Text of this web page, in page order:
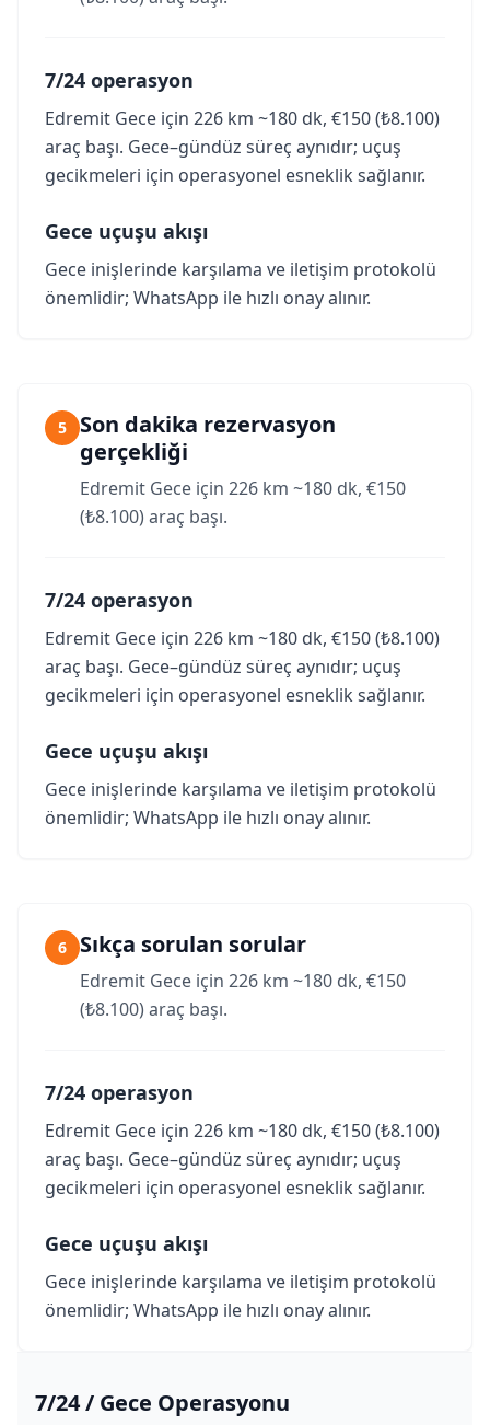
7/24 operasyon
Edremit Gece için 226 km ~180 dk, €150 (₺8.100)
araç başı. Gece–gündüz süreç aynıdır; uçuş
gecikmeleri için operasyonel esneklik sağlanır.
Gece uçuşu akışı
Gece inişlerinde karşılama ve iletişim protokolü
önemlidir; WhatsApp ile hızlı onay alınır.
5
Son dakika rezervasyon
gerçekliği
Edremit Gece için 226 km ~180 dk, €150
(₺8.100) araç başı.
7/24 operasyon
Edremit Gece için 226 km ~180 dk, €150 (₺8.100)
araç başı. Gece–gündüz süreç aynıdır; uçuş
gecikmeleri için operasyonel esneklik sağlanır.
Gece uçuşu akışı
Gece inişlerinde karşılama ve iletişim protokolü
önemlidir; WhatsApp ile hızlı onay alınır.
6 Sıkça sorulan sorular
Edremit Gece için 226 km ~180 dk, €150
(₺8.100) araç başı.
7/24 operasyon
Edremit Gece için 226 km ~180 dk, €150 (₺8.100)
araç başı. Gece–gündüz süreç aynıdır; uçuş
gecikmeleri için operasyonel esneklik sağlanır.
Gece uçuşu akışı
Gece inişlerinde karşılama ve iletişim protokolü
önemlidir; WhatsApp ile hızlı onay alınır.
7/24 / Gece Operasyonu